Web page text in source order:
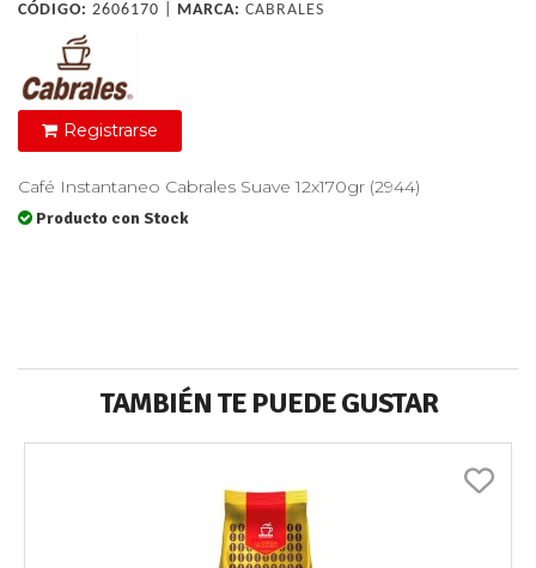
CÓDIGO: 2606170 | MARCA: CABRALES
Registrarse
Café Instantaneo Cabrales Suave 12x170gr (2944)
Producto con Stock
TAMBIÉN TE PUEDE GUSTAR